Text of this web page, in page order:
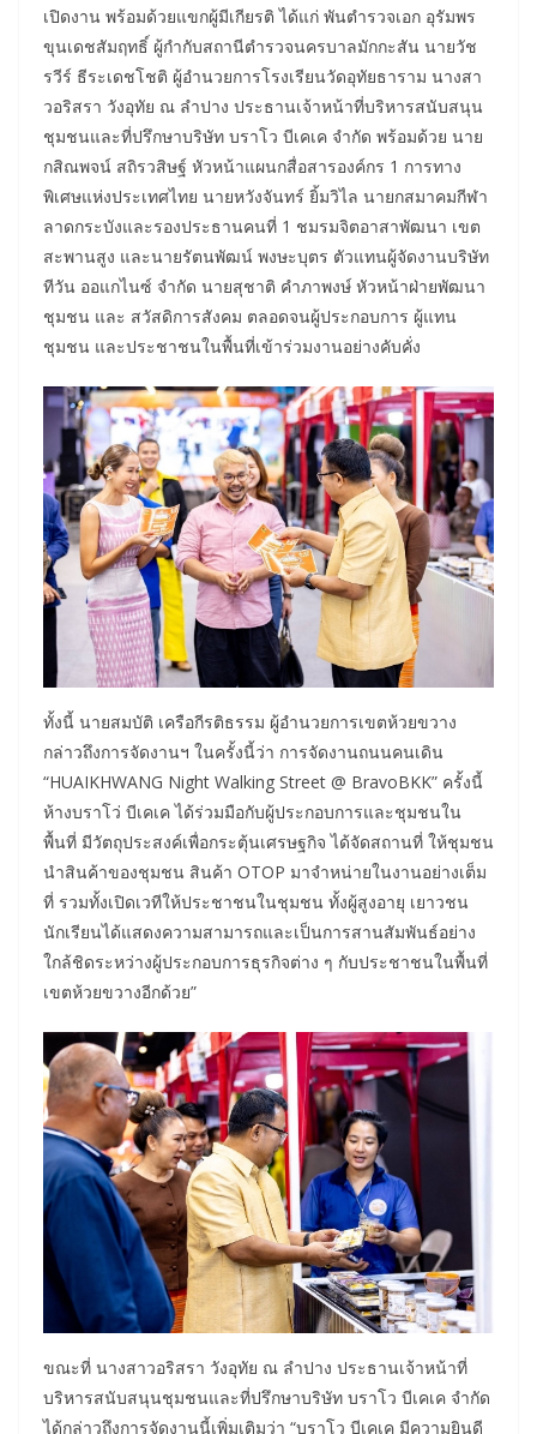
เปิดงาน พร้อมด้วยแขกผู้มีเกียรติ ได้แก่ พันตำรวจเอก อุรัมพร
ขุนเดชสัมฤทธิ์ ผู้กำกับสถานีตำรวจนครบาลมักกะสัน นายวัช
รวีร์ ธีระเดชโชติ ผู้อำนวยการโรงเรียนวัดอุทัยธาราม นางสา
วอริสรา วังอุทัย ณ ลำปาง ประธานเจ้าหน้าที่บริหารสนับสนุน
ชุมชนและที่ปรึกษาบริษัท บราโว บีเคเค จำกัด พร้อมด้วย นาย
กสิณพจน์ สถิรวสิษฐ์ หัวหน้าแผนกสื่อสารองค์กร 1 การทาง
พิเศษแห่งประเทศไทย นายหวังจันทร์ ยิ้มวิไล นายกสมาคมกีฬา
ลาดกระบังและรองประธานคนที่ 1 ชมรมจิตอาสาพัฒนา เขต
สะพานสูง และนายรัตนพัฒน์ พงษะบุตร ตัวแทนผู้จัดงานบริษัท
ทีวัน ออแกไนซ์ จำกัด นายสุชาติ คำภาพงษ์ หัวหน้าฝ่ายพัฒนา
ชุมชน และ สวัสดิการสังคม ตลอดจนผู้ประกอบการ ผู้แทน
ชุมชน และประชาชนในพื้นที่เข้าร่วมงานอย่างคับคั่ง
ทั้งนี้ นายสมบัติ เครือกีรติธรรม ผู้อำนวยการเขตห้วยขวาง
กล่าวถึงการจัดงานฯ ในครั้งนี้ว่า การจัดงานถนนคนเดิน
“HUAIKHWANG Night Walking Street @ BravoBKK” ครั้งนี้
ห้างบราโว่ บีเคเค ได้ร่วมมือกับผู้ประกอบการและชุมชนใน
พื้นที่ มีวัตถุประสงค์เพื่อกระตุ้นเศรษฐกิจ ได้จัดสถานที่ ให้ชุมชน
นำสินค้าของชุมชน สินค้า OTOP มาจำหน่ายในงานอย่างเต็ม
ที่ รวมทั้งเปิดเวทีให้ประชาชนในชุมชน ทั้งผู้สูงอายุ เยาวชน
นักเรียนได้แสดงความสามารถและเป็นการสานสัมพันธ์อย่าง
ใกล้ชิดระหว่างผู้ประกอบการธุรกิจต่าง ๆ กับประชาชนในพื้นที่
เขตห้วยขวางอีกด้วย”
ขณะที่ นางสาวอริสรา วังอุทัย ณ ลำปาง ประธานเจ้าหน้าที่
บริหารสนับสนุนชุมชนและที่ปรึกษาบริษัท บราโว บีเคเค จำกัด
ได้กล่าวถึงการจัดงานนี้เพิ่มเติมว่า “บราโว บีเคเค มีความยินดี